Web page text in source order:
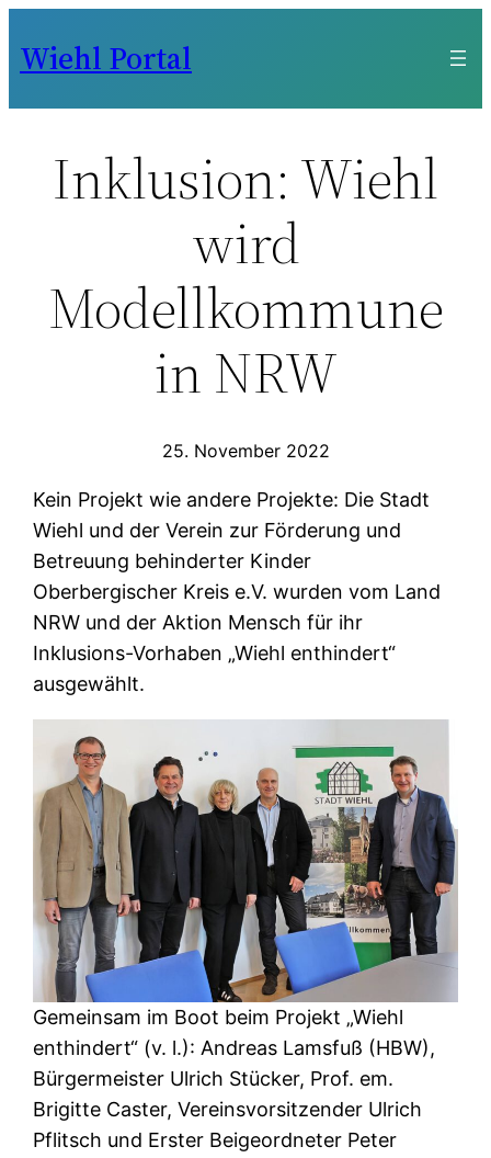
Inhalt
Wiehl Portal
Inklusion: Wiehl
wird
Modellkommune
in NRW
25. November 2022
Kein Projekt wie andere Projekte: Die Stadt
Wiehl und der Verein zur Förderung und
Betreuung behinderter Kinder
Oberbergischer Kreis e.V. wurden vom Land
NRW und der Aktion Mensch für ihr
Inklusions-Vorhaben „Wiehl enthindert“
ausgewählt.
Gemeinsam im Boot beim Projekt „Wiehl
enthindert“ (v. l.): Andreas Lamsfuß (HBW),
Bürgermeister Ulrich Stücker, Prof. em.
Brigitte Caster, Vereinsvorsitzender Ulrich
Pflitsch und Erster Beigeordneter Peter